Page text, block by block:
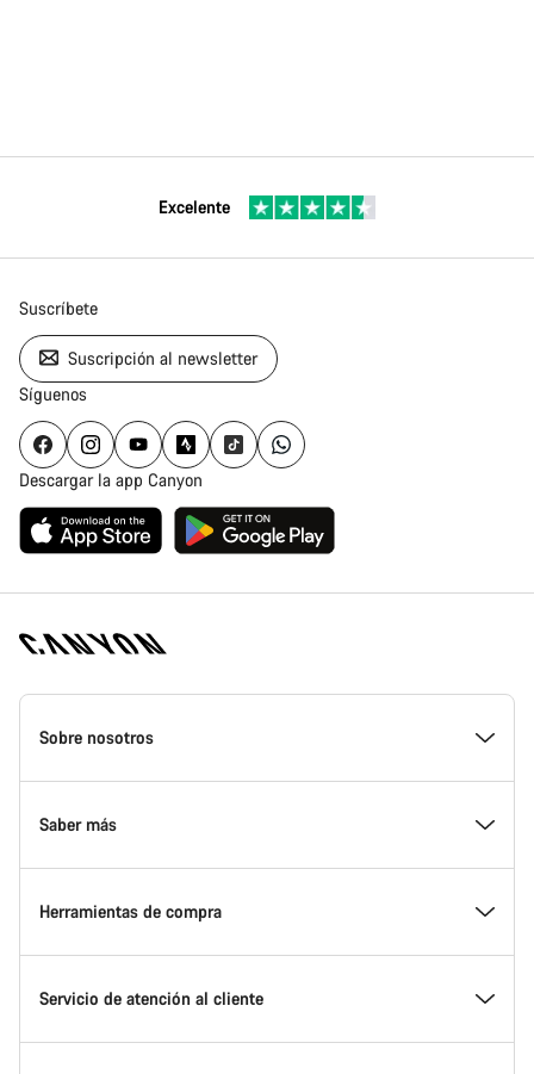
Excelente
Suscríbete
Suscripción al newsletter
Síguenos
Descargar la app Canyon
Canyon
Homepage
Sobre nosotros
Conoce Canyon
Innovación en Canyon
Canyon Factory Racing
Saber más
Eventos
Encuentra un punto de servicio Canyon
Herramientas de compra
Encuentra tu bicicleta
Servicio de atención al cliente